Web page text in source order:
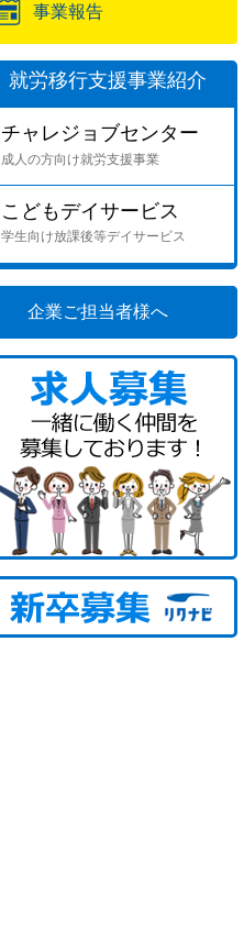
事業報告
就労移行支援事業紹介
チャレジョブセンター
成人の方向け就労支援事業
こどもデイサービス
学生向け放課後等デイサービス
企業ご担当者様へ